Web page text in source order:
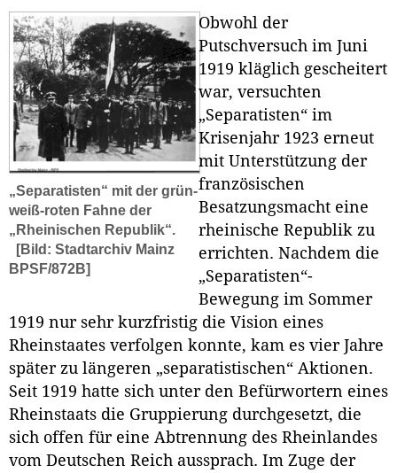
„Separatisten“ mit der grün-
weiß-roten Fahne der
„Rheinischen Republik“.
[Bild: Stadtarchiv Mainz
BPSF/872B]
Obwohl der
Putschversuch im Juni
1919 kläglich gescheitert
war, versuchten
„Separatisten“ im
Krisenjahr 1923 erneut
mit Unterstützung der
französischen
Besatzungsmacht eine
rheinische Republik zu
errichten. Nachdem die
„Separatisten“-
Bewegung im Sommer
1919 nur sehr kurzfristig die Vision eines
Rheinstaates verfolgen konnte, kam es vier Jahre
später zu längeren „separatistischen“ Aktionen.
Seit 1919 hatte sich unter den Befürwortern eines
Rheinstaats die Gruppierung durchgesetzt, die
sich offen für eine Abtrennung des Rheinlandes
vom Deutschen Reich aussprach. Im Zuge der